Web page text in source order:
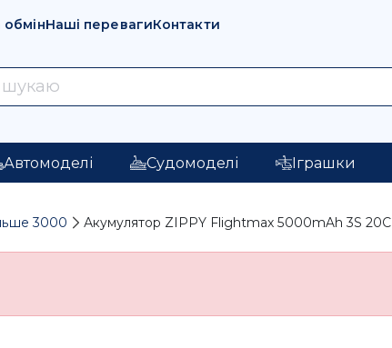
Наші перевагиКонтакти
Автомоделі Судомоделі Іграшки
3000 Акумулятор ZIPPY Flightmax 5000mAh 3S 20C